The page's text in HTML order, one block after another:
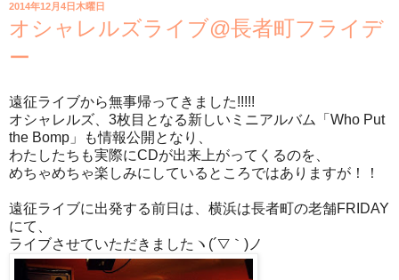
2014年12月4日木曜日
オシャレルズライブ@長者町フライデ
ー
遠征ライブから無事帰ってきました!!!!!
オシャレルズ、3枚目となる新しいミニアルバム「Who Put
the Bomp」も情報公開となり、
わたしたちも実際にCDが出来上がってくるのを、
めちゃめちゃ楽しみにしているところではありますが！！
遠征ライブに出発する前日は、横浜は長者町の老舗FRIDAY
にて、
ライブさせていただきましたヽ(´▽｀)ノ